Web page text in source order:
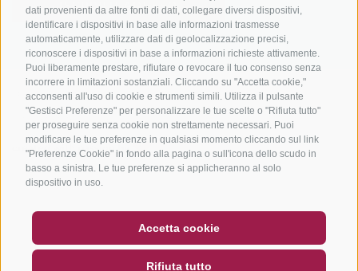
dati provenienti da altre fonti di dati, collegare diversi dispositivi,
identificare i dispositivi in base alle informazioni trasmesse
automaticamente, utilizzare dati di geolocalizzazione precisi,
riconoscere i dispositivi in base a informazioni richieste attivamente.
Puoi liberamente prestare, rifiutare o revocare il tuo consenso senza
incorrere in limitazioni sostanziali. Cliccando su "Accetta cookie,"
acconsenti all'uso di cookie e strumenti simili. Utilizza il pulsante
"Gestisci Preferenze" per personalizzare le tue scelte o "Rifiuta tutto"
per proseguire senza cookie non strettamente necessari. Puoi
modificare le tue preferenze in qualsiasi momento cliccando sul link
"Preferenze Cookie" in fondo alla pagina o sull'icona dello scudo in
basso a sinistra. Le tue preferenze si applicheranno al solo
dispositivo in uso.
Accetta cookie
Rifiuta tutto
NEWSLETTER
SOCIAL WALL METEO
ISCRIVITI ADESSO
CREDITS | MAPPA DEL SITO | COOKIE POLICY | PRIVACY |
created with passion by